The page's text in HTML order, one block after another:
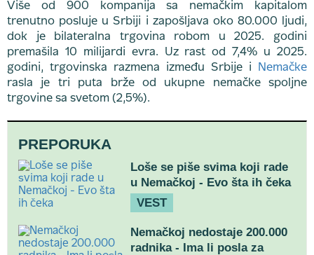
Više od 900 kompanija sa nemačkim kapitalom
trenutno posluje u Srbiji i zapošljava oko 80.000 ljudi,
dok je bilateralna trgovina robom u 2025. godini
premašila 10 milijardi evra. Uz rast od 7,4% u 2025.
godini, trgovinska razmena između Srbije i
Nemačke
rasla je tri puta brže od ukupne nemačke spoljne
trgovine sa svetom (2,5%).
PREPORUKA
Loše se piše svima koji rade
u Nemačkoj - Evo šta ih čeka
VEST
Nemačkoj nedostaje 200.000
radnika - Ima li posla za